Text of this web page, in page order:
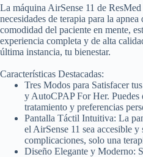
La máquina AirSense 11 de
necesidades de terapia para la
comodidad del paciente en mente,
experiencia completa y de alta
última instancia, tu bienestar.
Características Destacadas:
Tres Modos para Satisfacer
y AutoCPAP For Her. Puedes
tratamiento y preferencias
Pantalla Táctil Intuitiva: La
el AirSense 11 sea accesible
complicaciones, solo una
Diseño Elegante y Moderno: